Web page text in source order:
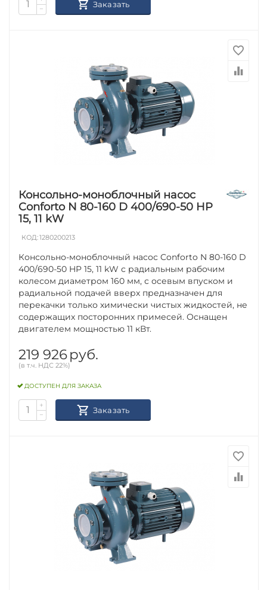
−
Заказать
Консольно-моноблочный насос
Conforto N 80-160 D 400/690-50 HP
15, 11 kW
КОД:1280200213
Консольно-моноблочный насос Conforto N 80-160 D
400/690-50 HP 15, 11 kW с радиальным рабочим
колесом диаметром 160 мм, с осевым впуском и
радиальной подачей вверх предназначен для
перекачки только химически чистых жидкостей, не
содержащих посторонних примесей. Оснащен
двигателем мощностью 11 кВт.
219 926руб.
(в т.ч. НДС 22%)
ДОСТУПЕН ДЛЯ ЗАКАЗА
+
−
Заказать